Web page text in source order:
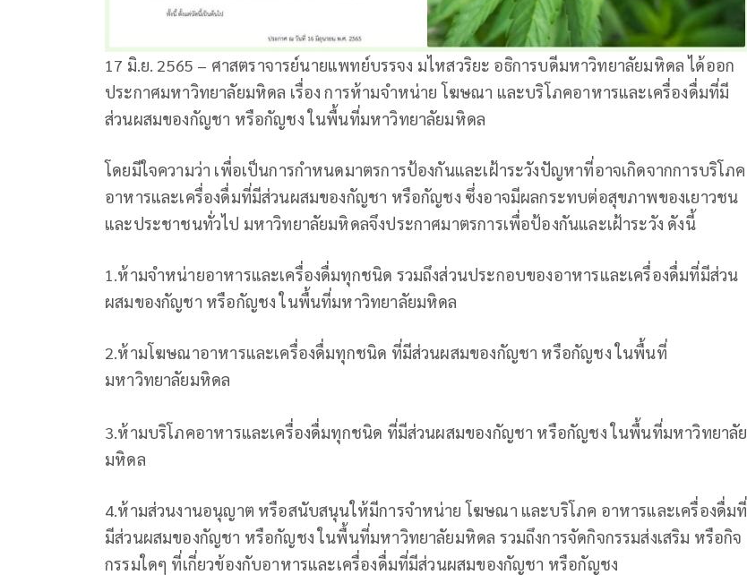
17 มิ.ย. 2565 – ศาสตราจารย์นายแพทย์บรรจง มไหสวริยะ อธิการบดีมหาวิทยาลัยมหิดล ได้ออก
ประกาศมหาวิทยาลัยมหิดล เรื่อง การห้ามจำหน่าย โฆษณา และบริโภคอาหารและเครื่องดื่มที่มี
ส่วนผสมของกัญชา หรือกัญชง ในพื้นที่มหาวิทยาลัยมหิดล
โดยมีใจความว่า เพื่อเป็นการกำหนดมาตรการป้องกันและเฝ้าระวังปัญหาที่อาจเกิดจากการบริโภค
อาหารและเครื่องดื่มที่มีส่วนผสมของกัญชา หรือกัญชง ซึ่งอาจมีผลกระทบต่อสุขภาพของเยาวชน
และประชาชนทั่วไป มหาวิทยาลัยมหิดลจึงประกาศมาตรการเพื่อป้องกันและเฝ้าระวัง ดังนี้
1.ห้ามจำหน่ายอาหารและเครื่องดื่มทุกชนิด รวมถึงส่วนประกอบของอาหารและเครื่องดื่มที่มีส่วน
ผสมของกัญชา หรือกัญชง ในพื้นที่มหาวิทยาลัยมหิดล
2.ห้ามโฆษณาอาหารและเครื่องดื่มทุกชนิด ที่มีส่วนผสมของกัญชา หรือกัญชง ในพื้นที่
มหาวิทยาลัยมหิดล
3.ห้ามบริโภคอาหารและเครื่องดื่มทุกชนิด ที่มีส่วนผสมของกัญชา หรือกัญชง ในพื้นที่มหาวิทยาลัย
มหิดล
4.ห้ามส่วนงานอนุญาต หรือสนับสนุนให้มีการจำหน่าย โฆษณา และบริโภค อาหารและเครื่องดื่มที่
มีส่วนผสมของกัญชา หรือกัญชง ในพื้นที่มหาวิทยาลัยมหิดล รวมถึงการจัดกิจกรรมส่งเสริม หรือกิจ
กรรมใดๆ ที่เกี่ยวข้องกับอาหารและเครื่องดื่มที่มีส่วนผสมของกัญชา หรือกัญชง